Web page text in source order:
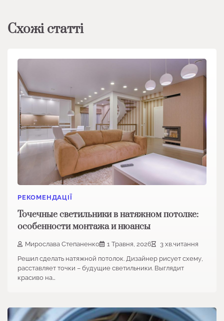
Схожі статті
РЕКОМЕНДАЦІЇ
Точечные светильники в натяжном потолке:
особенности монтажа и нюансы
Мирослава Степаненко 1 Травня, 2026
3 хв.читання
Решил сделать натяжной потолок. Дизайнер рисует схему,
расставляет точки – будущие светильники. Выглядит
красиво на…